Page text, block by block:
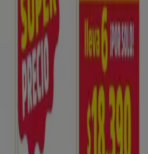
Centro, Pamplona